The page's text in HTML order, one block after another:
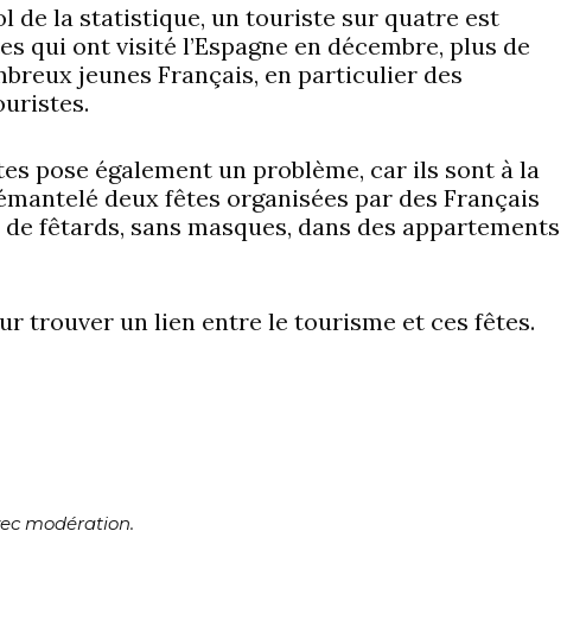
de la statistique, un touriste sur quatre est
qui ont visité l’Espagne en décembre, plus de
jeunes Français, en particulier des
pose également un problème, car ils sont à la
deux fêtes organisées par des Français
fêtards, sans masques, dans des appartements
trouver un lien entre le tourisme et ces fêtes.
modération.